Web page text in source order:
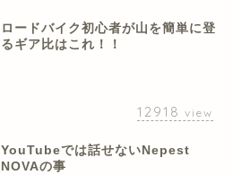
ロードバイク初心者が山を簡単に登
るギア比はこれ！！
12918 view
YouTubeでは話せないNepest
NOVAの事